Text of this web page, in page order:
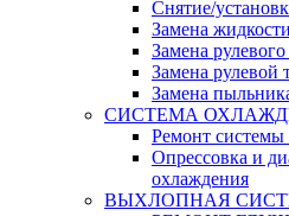
Снятие/
Замена
Замена
Замена рулевой
Замена
СИСТЕМА
Ремонт системы
Опрессовка и
охлаждения
ВЫХЛОПНАЯ